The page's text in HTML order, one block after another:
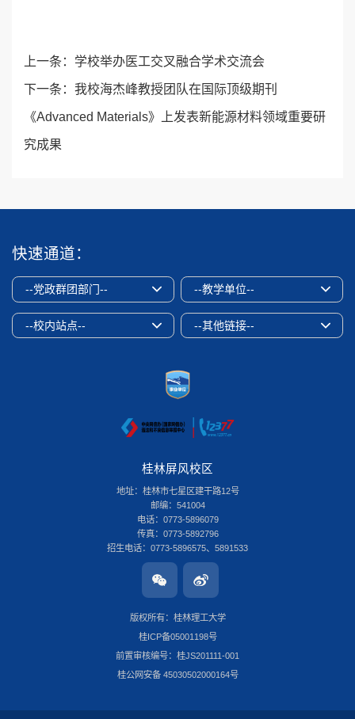
上一条： 学校举办医工交叉融合学术交流会
下一条： 我校海杰峰教授团队在国际顶级期刊
《Advanced Materials》上发表新能源材料领域重要研
究成果
快速通道：
--党政群团部门-- --教学单位--
--校内站点-- --其他链接--
桂林屏风校区
地址：桂林市七星区建干路12号
邮编：541004
电话：0773-5896079
传真：0773-5892796
招生电话：0773-5896575、5891533
桂林雁山校区
地址：桂林市雁山区雁山街319号
电话：0773-3696580
传真：0773-8986516
招生电话：0773-3678379
南宁安吉校区
邮编：530001
版权所有：桂林理工大学
桂ICP备05001198号
前置审核编号：桂JS201111-001
桂公网安备 45030502000164号